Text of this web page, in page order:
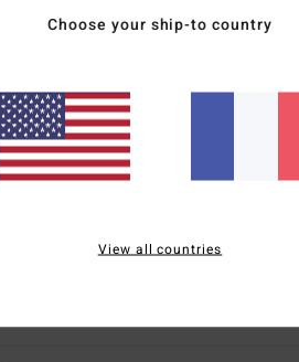
taille car cintré en bas
5/5 Taille: Taille parfaite Matière: 5/5 Coloris : 5/5
Choose your ship-to country
View all countries